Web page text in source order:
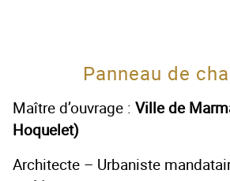
Panneau de
Maître d’ouvrage : Ville de
Hoquelet)
Architecte – Urbaniste